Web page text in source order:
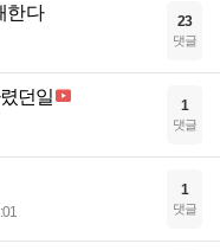
한다 23
댓글
던일 1
댓글
1
댓글